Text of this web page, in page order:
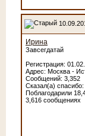
Ирина
Завсегдатай
Регистрация:
Адрес: Москва -
Сообщений: 3,352
Сказал(а) спасибо:
Поблагодарили
3,616 сообщениях